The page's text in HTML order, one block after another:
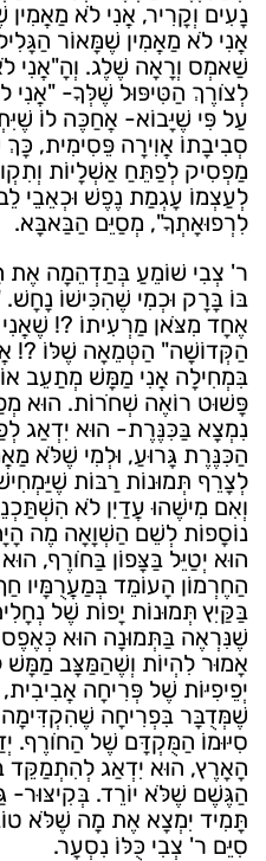
נָעִים וְקָרִיר, אֲנִי לֹא
אֲנִי לֹא מַאֲמִין שֶׁמָּאוֹר
שַׁאמְס וְרָאָה שֶׁלֶג. וְהָ"אֲנִי
לְצֹורֶךְ הַטִּיפּוּל שֶׁלְּךָ- "אֲנִי
עַל פִּי שֶׁיָּבוֹא- אֲחַכֶּה לוֹ
סְבִיבָתוֹ אֲוִירָה פֵּסִימִית,
מַפְסִיק לְפַתֵּחַ אַשְׁלָיוֹת
לְעַצְמוֹ עָגְמַת נֶפֶשׁ וּכְאֵבֵי
לִרְפוּאָתְךָ", מְסַיֵּם הַבַּאבָּא.
ר' צְבִי שׁוֹמֵעַ בְּתַדְהֵמָה אֶת
בּוֹ בָּרָק וּכְמִי שֶׁהִכִּישׁוֹ
אֶחָד מִצֹּאן מַרְעִיתוֹ ?!
הַקְּדוֹשָׁה" הַטְּמֵאָה שֶׁלּוֹ ?!
בִּמְחִילָה אֲנִי מַמָּשׁ מְתַעֵב
פָּשׁוּט רוֹאֶה שְׁחֹרוֹת. הוּא
נִמְצָא בַּכִּנֶּרֶת- הוּא יִדְאַג
הַכִּנֶּרֶת גָּרוּעַ, וּלְמִי שֶׁלֹּא
לְצָרֵף תְּמוּנוֹת רַבּוֹת
וְאִם מִישֶׁהוּ עֲדַיִן לֹא
נוֹסָפוֹת לְשֵׁם הַשְׁוָאָה מֶה
הוּא יְטַיֵּל בַּצָּפוֹן בַּחֹורֶף,
הַחֶרְמוֹן הָעוֹמֵד בְּמַעֲרֻמָּיו
בַּקַּיִץ תְּמוּנוֹת יָפוֹת שֶׁל
שֶׁנִּרְאֶה בַּתְּמוּנָה הוּא
אָמוּר לִהְיוֹת וְשֶׁהַמַּצָּב מַמָּשׁ
יְפֵיפִיּוֹת שֶׁל פְּרִיחָה
שֶׁמְּדֻבָּר בִּפְרִיחָה
סִיּוּמוֹ הַמֻּקְדָּם שֶׁל הַחֹורֶף.
הָאָרֶץ, הוּא יִדְאַג לְהִתְמַקֵּד
הַגֶּשֶׁם שֶׁלֹּא יוֹרֵד. בְּקִיצּוּר-
תָּמִיד יִמְצָא אֶת מָה שֶׁלֹּא
סִיֵּם ר' צְבִי כֻּלּוֹ נִסְעָר.